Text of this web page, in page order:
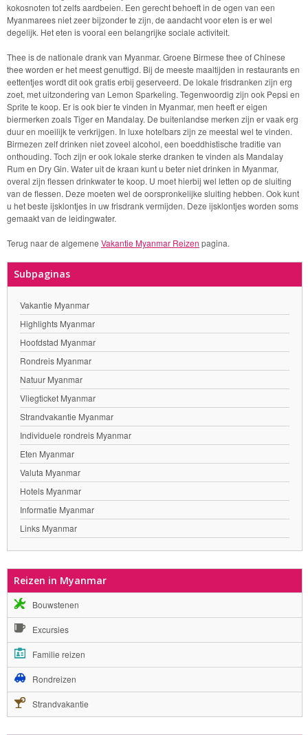
kokosnoten tot zelfs aardbeien. Een gerecht behoeft in de ogen van een
Myanmarees niet zeer bijzonder te zijn, de aandacht voor eten is er wel
degelijk. Het eten is vooral een belangrijke sociale activiteit.
Thee is de nationale drank van Myanmar. Groene Birmese thee of Chinese
thee worden er het meest genuttigd. Bij de meeste maaltijden in restaurants en
eettentjes wordt dit ook gratis erbij geserveerd. De lokale frisdranken zijn erg
zoet, met uitzondering van Lemon Sparkeling. Tegenwoordig zijn ook Pepsi en
Sprite te koop. Er is ook bier te vinden in Myanmar, men heeft er eigen
biermerken zoals Tiger en Mandalay. De buitenlandse merken zijn er vaak erg
duur en moeilijk te verkrijgen. In luxe hotelbars zijn ze meestal wel te vinden.
Birmezen zelf drinken niet zoveel alcohol, een boeddhistische traditie van
onthouding. Toch zijn er ook lokale sterke dranken te vinden als Mandalay
Rum en Dry Gin. Water uit de kraan kunt u beter niet drinken in Myanmar,
overal zijn flessen drinkwater te koop. U moet hierbij wel letten op de sluiting
van de flessen. Deze moeten wel de oorspronkelijke sluiting hebben. Ook kunt
u het beste ijsklontjes in uw frisdrank vermijden. Deze ijsklontjes worden soms
gemaakt van de leidingwater.
Terug naar de algemene Vakantie Myanmar Reizen pagina.
Subpaginas
Vakantie Myanmar
Highlights Myanmar
Hoofdstad Myanmar
Rondreis Myanmar
Natuur Myanmar
Vliegticket Myanmar
Strandvakantie Myanmar
Individuele rondreis Myanmar
Eten Myanmar
Valuta Myanmar
Hotels Myanmar
Informatie Myanmar
Links Myanmar
Reizen in Myanmar
Bouwstenen
Excursies
Familie reizen
Rondreizen
Strandvakantie